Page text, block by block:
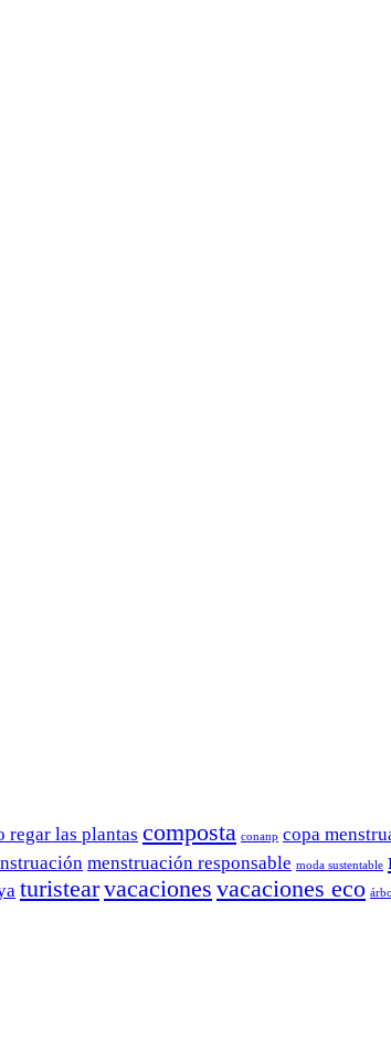
regar las plantas composta conanp copa
menstruación responsable moda sustentable
turistearvacaciones vacaciones eco